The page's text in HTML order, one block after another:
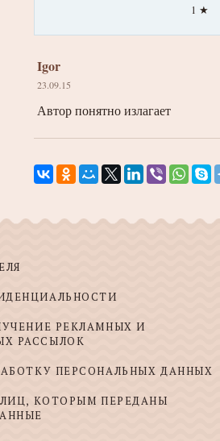
1 ★
Igor
23.09.15
Автор понятно излагает
РЕКЛАМНЫХ И
РАССЫЛОК
ПЕРСОНАЛЬНЫХ ДАННЫХ
КОТОРЫМ ПЕРЕДАНЫ